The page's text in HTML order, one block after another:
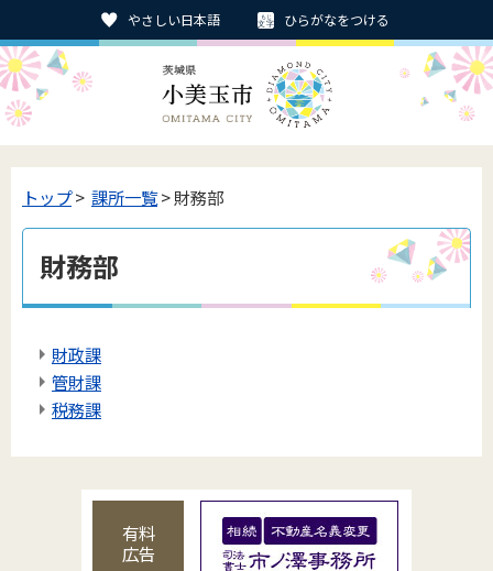
やさしい日本語 ひらがなをつける
トップ> 課所一覧> 財務部
財務部
財政課
管財課
税務課
有料
広告